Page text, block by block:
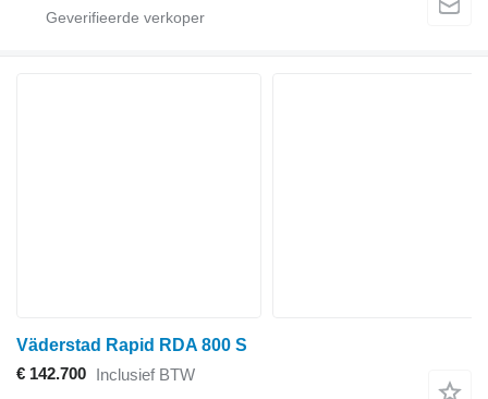
Väderstad Rapid RDA 800 S
€ 142.700 Inclusief BTW